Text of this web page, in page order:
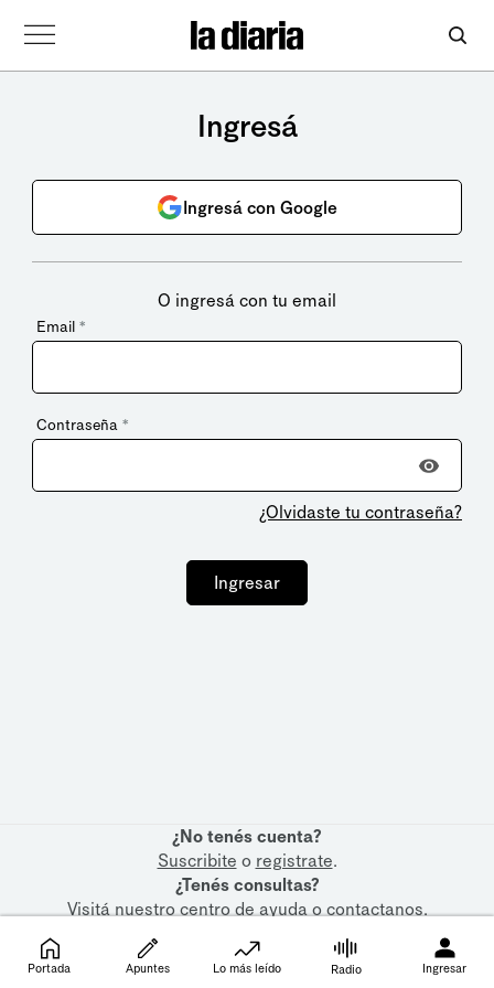
Ingresá
Ingresá con Google
O ingresá con tu email
Email *
Contraseña *
¿Olvidaste tu contraseña?
Ingresar
¿No tenés cuenta?
Suscribite o registrate.
¿Tenés consultas?
Visitá nuestrocentro de ayudaocontactanos.
Portada Apuntes Lo más leído Radio Ingresar